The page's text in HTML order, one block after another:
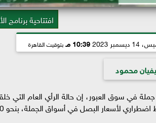
افتتاحية
ديسمبر 2023 10:39 مـ بتوقيت القاهرة
محمود
في سوق العبور، إن حالة الرأي العام التي
لأسعار البصل في أسواق الجملة، بنحو 10 جنيهات بين عشية وضحاها.